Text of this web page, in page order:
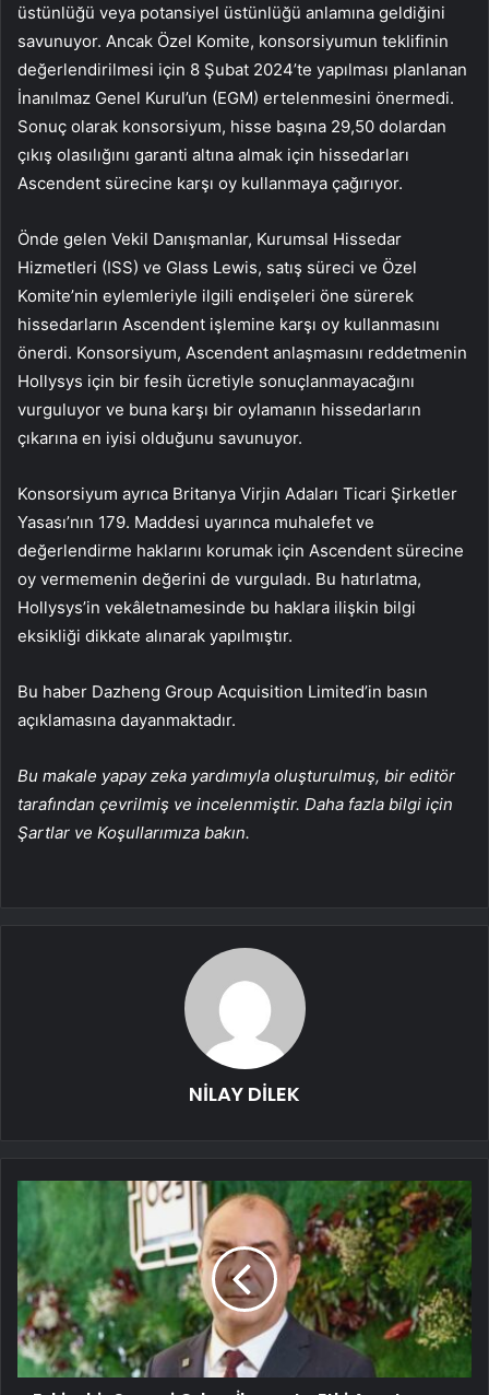
üstünlüğü veya potansiyel üstünlüğü anlamına geldiğini
savunuyor. Ancak Özel Komite, konsorsiyumun teklifinin
değerlendirilmesi için 8 Şubat 2024’te yapılması planlanan
İnanılmaz Genel Kurul’un (EGM) ertelenmesini önermedi.
Sonuç olarak konsorsiyum, hisse başına 29,50 dolardan
çıkış olasılığını garanti altına almak için hissedarları
Ascendent sürecine karşı oy kullanmaya çağırıyor.
Önde gelen Vekil Danışmanlar, Kurumsal Hissedar
Hizmetleri (ISS) ve Glass Lewis, satış süreci ve Özel
Komite’nin eylemleriyle ilgili endişeleri öne sürerek
hissedarların Ascendent işlemine karşı oy kullanmasını
önerdi. Konsorsiyum, Ascendent anlaşmasını reddetmenin
Hollysys için bir fesih ücretiyle sonuçlanmayacağını
vurguluyor ve buna karşı bir oylamanın hissedarların
çıkarına en iyisi olduğunu savunuyor.
Konsorsiyum ayrıca Britanya Virjin Adaları Ticari Şirketler
Yasası’nın 179. Maddesi uyarınca muhalefet ve
değerlendirme haklarını korumak için Ascendent sürecine
oy vermemenin değerini de vurguladı. Bu hatırlatma,
Hollysys’in vekâletnamesinde bu haklara ilişkin bilgi
eksikliği dikkate alınarak yapılmıştır.
Bu haber Dazheng Group Acquisition Limited’in basın
açıklamasına dayanmaktadır.
Bu makale yapay zeka yardımıyla oluşturulmuş, bir editör
tarafından çevrilmiş ve incelenmiştir. Daha fazla bilgi için
Şartlar ve Koşullarımıza bakın.
NİLAY DİLEK